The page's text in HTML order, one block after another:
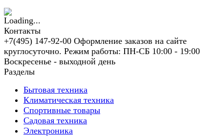
Контакты
+7(495) 147-92-00 Оформление заказов на сайте
круглосуточно. Режим работы: ПН-СБ 10:00 - 19:00
Воскресенье - выходной день
Разделы
Бытовая техника
Климатическая техника
Спортивные товары
Садовая техника
Электроника